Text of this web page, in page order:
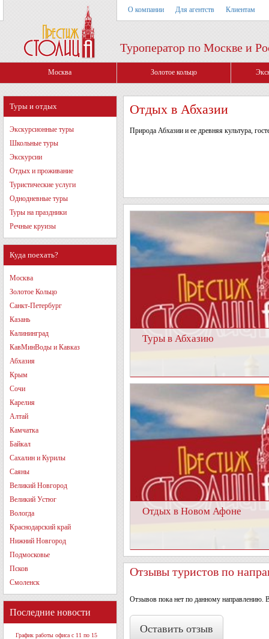
О компании Для агентств Клиентам
Туроператор по Москве и
Москва Золотое кольцо
Туры и отдых
Экскурсионные туры
Школьные туры
Экскурсии
Отдых и проживание
Туристические услуги
Однодневные туры
Туры на праздники
Речные круизы
Куда поехать?
Москва
Золотое Кольцо
Санкт-Петербург
Казань
Калининград
КавМинВоды и Кавказ
Абхазия
Крым
Сочи
Карелия
Алтай
Камчатка
Байкал
Сахалин и Курилы
Саяны
Великий Новгород
Великий Устюг
Вологда
Краснодарский край
Нижний Новгород
Подмосковье
Псков
Смоленск
Последние новости
График работы офиса с 11 по 15
Отдых в Абхазии
Природа Абхазии и ее древняя культура,
Туры в Абхазию
Отдых в Новом Афоне
Отзывы туристов по
Отзывов пока нет по данному направлению.
Оставить отзыв